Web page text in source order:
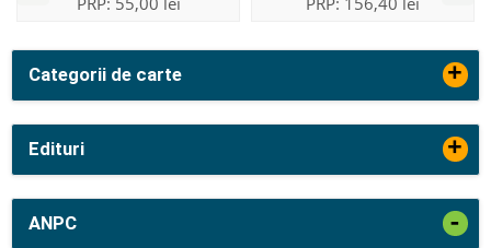
Categorii de carte +
Edituri +
ANPC -